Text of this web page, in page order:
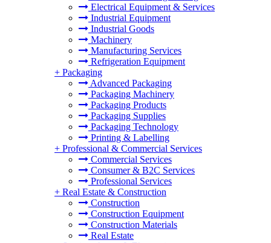
Electrical Equipment & Services
Industrial Equipment
Industrial Goods
Machinery
Manufacturing Services
Refrigeration Equipment
+ Packaging
Advanced Packaging
Packaging Machinery
Packaging Products
Packaging Supplies
Packaging Technology
Printing & Labelling
+ Professional & Commercial Services
Commercial Services
Consumer & B2C Services
Professional Services
+ Real Estate & Construction
Construction
Construction Equipment
Construction Materials
Real Estate